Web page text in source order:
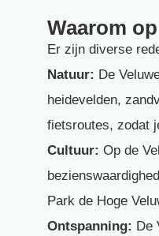
Waarom
Er zijn diverse
Natuur: De
heidevelden,
fietsroutes, zodat
Cultuur: Op de
Park de Hoge
Ontspanning: De